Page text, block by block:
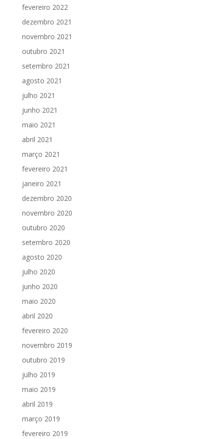
fevereiro 2022
dezembro 2021
novembro 2021
outubro 2021
setembro 2021
agosto 2021
julho 2021
junho 2021
maio 2021
abril 2021
março 2021
fevereiro 2021
janeiro 2021
dezembro 2020
novembro 2020
outubro 2020
setembro 2020
agosto 2020
julho 2020
junho 2020
maio 2020
abril 2020
fevereiro 2020
novembro 2019
outubro 2019
julho 2019
maio 2019
abril 2019
março 2019
fevereiro 2019